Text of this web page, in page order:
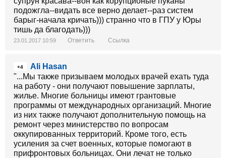
подожгла--видать все верно делает--раз систем
барыг-начала кричать))) странно что в ГПУ у Юры
тишь да благодать)))
23.01.2017 10:59 Ответить Ссылка
+4
Ali Hasan
"...Мы также призываем молодых врачей ехать туда
на работу - они получают повышение зарплаты,
жилье. Многие больницы имеют грантовые
программы от международных организаций. Многие
из них также получают дополнительную помощь на
ремонт через министерство по вопросам
оккупированных территорий. Кроме того, есть
усиления за счет военных, которые помогают в
прифронтовых больницах. Они лечат не только